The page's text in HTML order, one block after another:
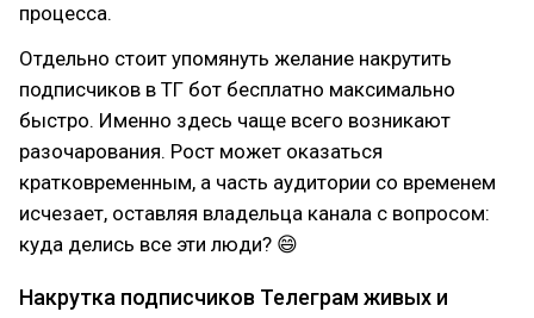
процесса.
Отдельно стоит упомянуть желание накрутить
подписчиков в ТГ бот бесплатно максимально
быстро. Именно здесь чаще всего возникают
разочарования. Рост может оказаться
кратковременным, а часть аудитории со временем
исчезает, оставляя владельца канала с вопросом:
куда делись все эти люди? 😄
Накрутка подписчиков Телеграм живых и